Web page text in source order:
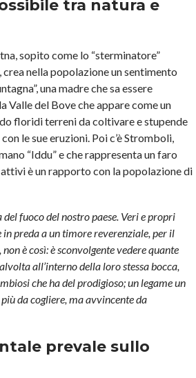
tra natura e
sopito come lo “sterminatore”
nella popolazione un sentimento
una madre che sa essere
Valle del Bove che appare come un
floridi terreni da coltivare e stupende
le sue eruzioni. Poi c’è Stromboli,
“Iddu” e che rappresenta un faro
è un rapporto con la popolazione di
fuoco del nostro paese. Veri e propri
preda a un timore reverenziale, per il
è così: è sconvolgente vedere quante
all’interno della loro stessa bocca,
che ha del prodigioso; un legame un
più da cogliere, ma avvincente da
prevale sullo